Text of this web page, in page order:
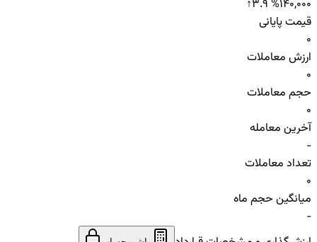
140,000
↑3.9 %
قیمت پایانی
0
ارزش معاملات
0
حجم معاملات
0
آخرین معامله
-
تعداد معاملات
0
میانگین حجم ماه
-